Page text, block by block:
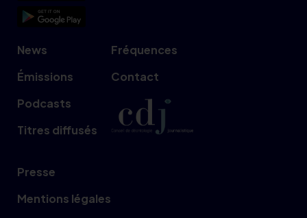
News
Émissions
Podcasts
Titres diffusés
Fréquences
Contact
Presse
Mentions légales